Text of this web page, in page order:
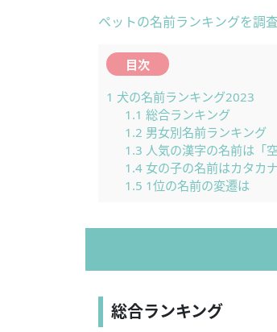
ペットの名前ランキングを調
目次
1 犬の名前ランキング2023
1.1 総合ランキング
1.2 男女別名前ランキング
1.3 人気の漢字の名前は「
1.4女の子の名前はカタカ
1.5 1位の名前の変遷は
総合ランキング